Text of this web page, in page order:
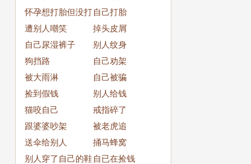
怀孕想打胎但没打
成
自己打胎
遭别人嘲笑
掉头皮屑
自己尿湿裤子
别人纹身
狗挡路
自己劝架
被大雨淋
自己被骗
捡到假钱
别人给钱
猫咬自己
戒指碎了
跟婆婆吵架
被老虎追
送伞给别人
捅马蜂窝
别人穿了自己的鞋自已在捡钱